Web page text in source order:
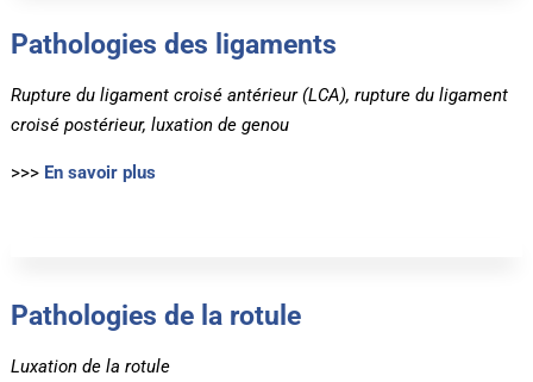
Pathologies des ligaments
Rupture du ligament croisé antérieur (LCA), rupture du ligament
croisé postérieur, luxation de genou
>>> En savoir plus
Pathologies de la rotule
Luxation de la rotule